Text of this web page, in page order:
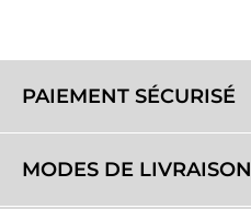
PAIEMENT SÉCURISÉ
MODES DE LIVRAISON